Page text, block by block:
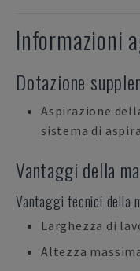
Informazioni
Dotazione
Aspirazione
sistema di
Vantaggi della
Vantaggi tecnici della
Larghezza di
Altezza